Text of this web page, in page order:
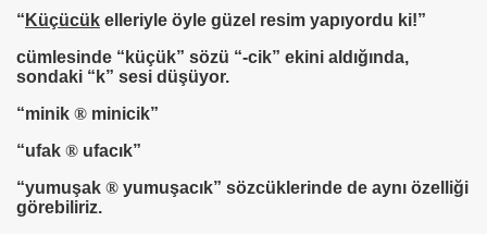
“ Küçücük elleriyle öyle güzel resim yapıyordu ki!”
cümlesinde “küçük” sözü “-cik” ekini aldığında,
sondaki “k” sesi düşüyor.
“minik ® minicik”
“ufak ® ufacık”
“yumuşak ® yumuşacık” sözcüklerinde de aynı özelliği
görebiliriz.